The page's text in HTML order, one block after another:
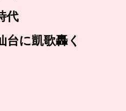
代
台に凱歌轟く